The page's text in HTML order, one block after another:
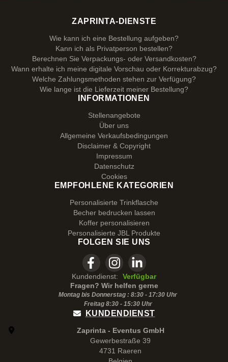
ZAPRINTA-DIENSTE
Wie kann ich eine Bestellung aufgeben?
Kann ich als Privatperson bestellen?
Berechnen Sie Verpackungs- oder Versandkosten?
Wann erhalte ich meine digitale Vorschau oder Korrekturabzug?
Welche Zahlungsmethoden stehen zur Verfügung?
Wie lange ist die Lieferzeit meiner Bestellung?
INFORMATIONEN
Stellenangebote
Über uns
Allgemeine Verkaufsbedingungen
Disclaimer & Copyright
Impressum
Datenschutz
Cookies
EMPFOHLENE KATEGORIEN
Personalisierte Trinkflasche
Becher bedrucken lassen
Koffer personalisieren
Personalisierte JBL Produkte
FOLGEN SIE UNS
Kundendienst:
Verfügbar
Fragen? Wir helfen gerne
Montag bis Donnerstag : 8:30 - 17:30 Uhr
Freitag 8:30 - 15:30Uhr
KUNDENDIENST
Zaprinta - Eventus GmbH
Gewerbestraße 39
4731 Raeren